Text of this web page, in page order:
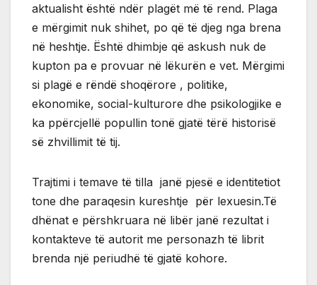
aktualisht është ndër plagët më të rend. Plaga
e mërgimit nuk shihet, po që të djeg nga brena
në heshtje. Është dhimbje që askush nuk de
kupton pa e provuar në lëkurën e vet. Mërgimi
si plagë e rëndë shoqërore , politike,
ekonomike, social-kulturore dhe psikologjike e
ka ppërcjellë popullin tonë gjatë tërë historisë
së zhvillimit të tij.
Trajtimi i temave të tilla janë pjesë e identitetiot
tone dhe paraqesin kureshtje për lexuesin.Të
dhënat e përshkruara në libër janë rezultat i
kontakteve të autorit me personazh të librit
brenda një periudhë të gjatë kohore.